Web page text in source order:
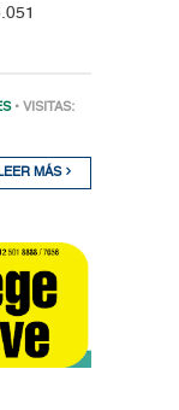
• VISITAS:
LEER MÁS